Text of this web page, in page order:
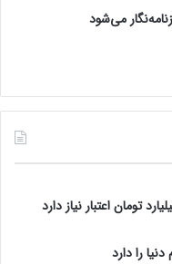
می‌شود
را دارد